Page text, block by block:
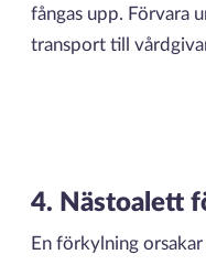
fångas upp. Förvara
transport till
4. Nästoalett
En förkylning